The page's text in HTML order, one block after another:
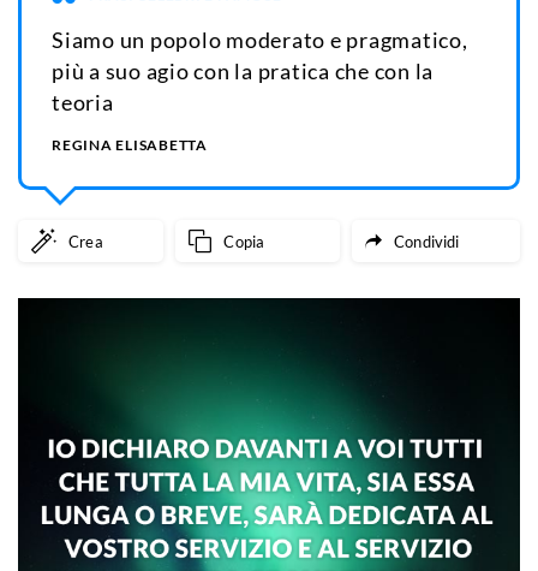
Siamo un popolo moderato e pragmatico,
più a suo agio con la pratica che con la
teoria
REGINA ELISABETTA
Crea Copia Condividi